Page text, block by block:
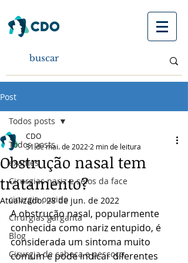
Post
Todos posts
exames
Cirurgias nariz e seios da face
cirurgia ouvido
Cirurgias garganta
Blog
Cirurgia de cabeça e pescoço
Todos posts
Obstrução nasal tem
tratamento?
CDO
31 de mai. de 2022 2 min de leitura
Atualizado:28 de jun. de 2022
A obstrução nasal, popularmente
conhecida como nariz entupido, é
considerada um sintoma muito
comum e pode indicar diferentes